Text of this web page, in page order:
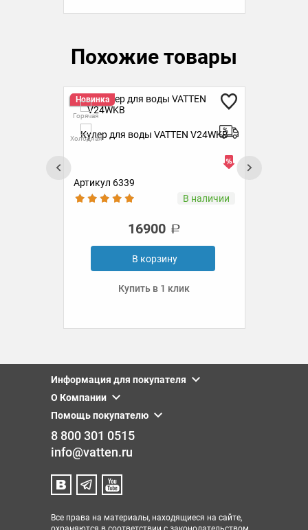
Похожие товары
Новинка
Горячая
Холодная
Кулер для воды VATTEN V24WKB
Артикул 6339
В наличии
16900
В корзину
Купить в 1 клик
Информация для покупателя
О Компании
Помощь покупателю
8 800 301 0515
info@vatten.ru
Все права на материалы, находящиеся на сайте,